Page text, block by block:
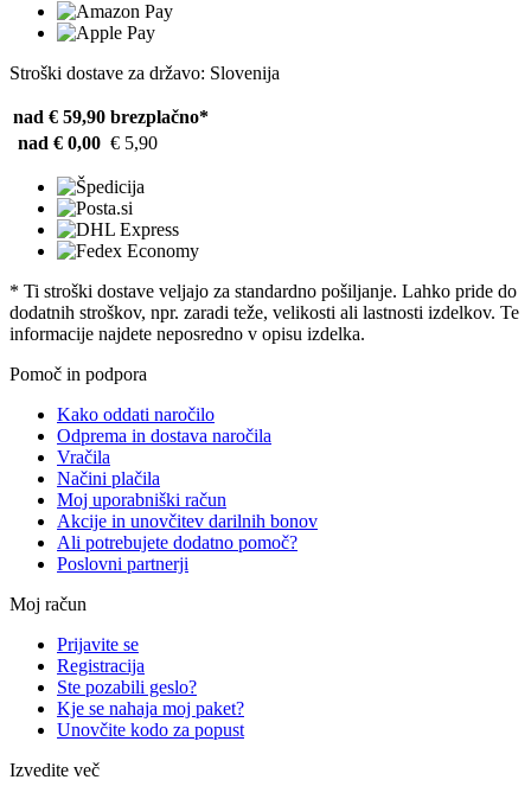
Stroški dostave za državo: Slovenija
nad € 59,90 brezplačno*
nad € 0,00 € 5,90
* Ti stroški dostave veljajo za standardno pošiljanje. Lahko pride do
dodatnih stroškov, npr. zaradi teže, velikosti ali lastnosti izdelkov. Te
informacije najdete neposredno v opisu izdelka.
Pomoč in podpora
Kako oddati naročilo
Odprema in dostava naročila
Vračila
Načini plačila
Moj uporabniški račun
Akcije in unovčitev darilnih bonov
Ali potrebujete dodatno pomoč?
Poslovni partnerji
Moj račun
Prijavite se
Registracija
Ste pozabili geslo?
Kje se nahaja moj paket?
Unovčite kodo za popust
Izvedite več